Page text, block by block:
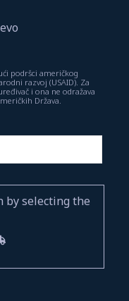
podršci američkog
razvoj (USAID). Za
i ona ne odražava
Država.
by selecting the